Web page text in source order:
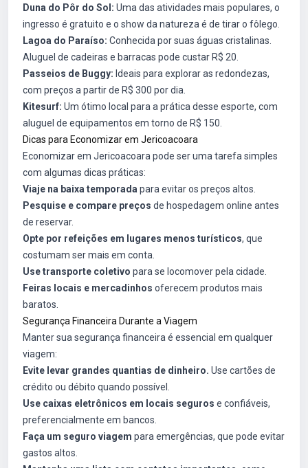
Duna do Pôr do Sol: Uma das atividades mais populares, o
ingresso é gratuito e o show da natureza é de tirar o fôlego.
Lagoa do Paraíso: Conhecida por suas águas cristalinas.
Aluguel de cadeiras e barracas pode custar R$ 20.
Passeios de Buggy: Ideais para explorar as redondezas,
com preços a partir de R$ 300 por dia.
Kitesurf: Um ótimo local para a prática desse esporte, com
aluguel de equipamentos em torno de R$ 150.
Dicas para Economizar em Jericoacoara
Economizar em Jericoacoara pode ser uma tarefa simples
com algumas dicas práticas:
Viaje na baixa temporada para evitar os preços altos.
Pesquise e compare preços de hospedagem online antes
de reservar.
Opte por refeições em lugares menos turísticos, que
costumam ser mais em conta.
Use transporte coletivo para se locomover pela cidade.
Feiras locais e mercadinhos oferecem produtos mais
baratos.
Segurança Financeira Durante a Viagem
Manter sua segurança financeira é essencial em qualquer
viagem:
Evite levar grandes quantias de dinheiro. Use cartões de
crédito ou débito quando possível.
Use caixas eletrônicos em locais seguros e confiáveis,
preferencialmente em bancos.
Faça um seguro viagem para emergências, que pode evitar
gastos altos.